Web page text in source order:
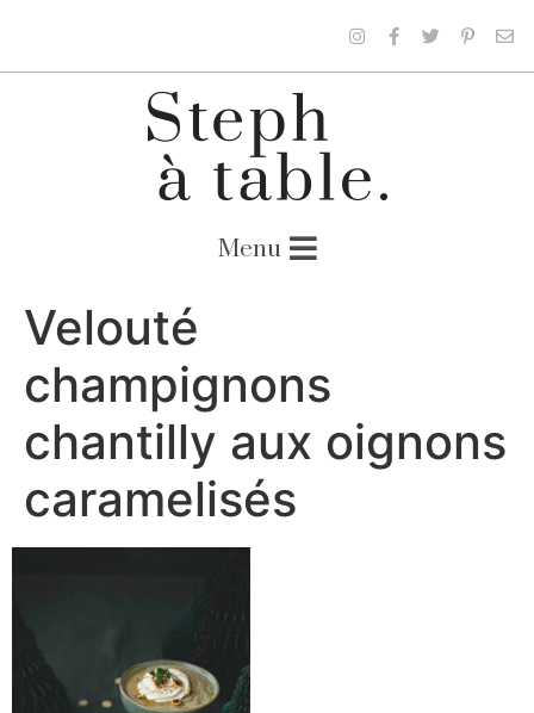
Velouté
champignons
chantilly aux oignons
caramelisés